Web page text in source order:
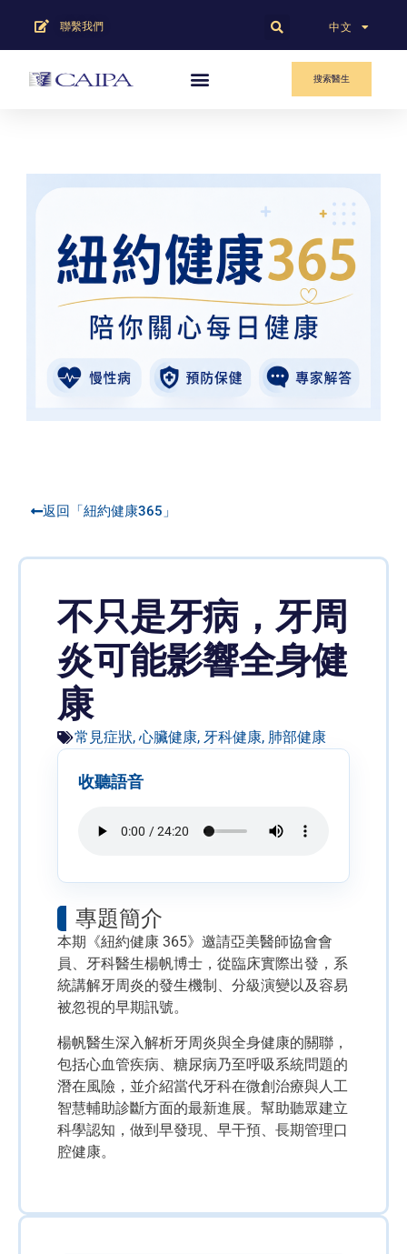
中文
English
聯繫我們
搜索醫生
返回「紐約健康365」
不只是牙病，牙周
炎可能影響全身健
康
常見症狀, 心臟健康, 牙科健康, 肺部健康
收聽語音
專題簡介
本期《紐約健康 365》邀請亞美醫師協會會
員、牙科醫生楊帆博士，從臨床實際出發，系
統講解牙周炎的發生機制、分級演變以及容易
被忽視的早期訊號。
楊帆醫生深入解析牙周炎與全身健康的關聯，
包括心血管疾病、糖尿病乃至呼吸系統問題的
潛在風險，並介紹當代牙科在微創治療與人工
智慧輔助診斷方面的最新進展。幫助聽眾建立
科學認知，做到早發現、早干預、長期管理口
腔健康。